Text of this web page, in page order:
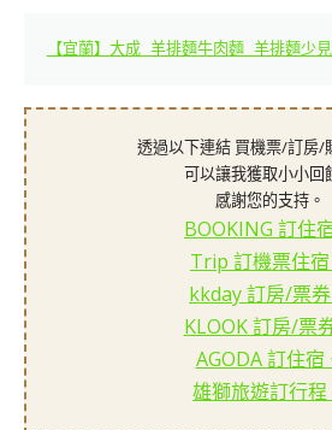
【宜蘭】大成 羊排麵牛肉麵 羊排麵少
透過以下連結 買機票/訂房/
可以讓我獲取小小回
感謝您的支持。
BOOKING 訂住
Trip 訂機票住宿
kkday 訂房/票券
KLOOK 訂房/票
AGODA 訂住宿
雄獅旅遊訂行程